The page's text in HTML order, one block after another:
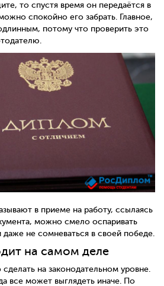
то спустя время он передаётся в
спокойно его забрать. Главное,
потому что проверить это
в приеме на работу, ссылаясь
можно смело оспаривать
даже не сомневаться в своей победе.
на самом деле
на законодательном уровне.
все может выглядеть иначе. По